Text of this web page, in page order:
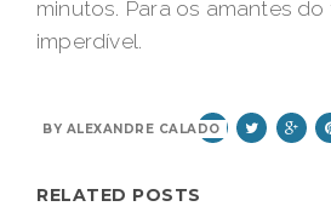
minutos. Para os amantes
imperdível.
BY ALEXANDRE CALADO
RELATED POSTS